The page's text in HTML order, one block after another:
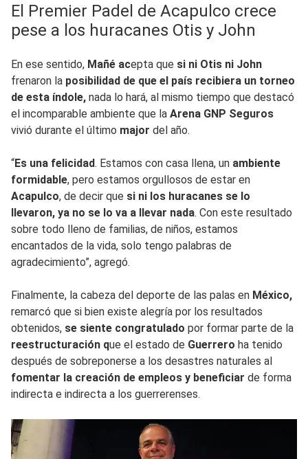
El Premier Padel de Acapulco crece
pese a los huracanes Otis y John
En ese sentido, Mañé acepta que si ni Otis ni John
frenaron la posibilidad de que el país recibiera un torneo
de esta índole, nada lo hará, al mismo tiempo que destacó
el incomparable ambiente que la Arena GNP Seguros
vivió durante el último major del año.
“Es una felicidad. Estamos con casa llena, un ambiente
formidable, pero estamos orgullosos de estar en
Acapulco, de decir que si ni los huracanes se lo
llevaron, ya no se lo va a llevar nada. Con este resultado
sobre todo lleno de familias, de niños, estamos
encantados de la vida, solo tengo palabras de
agradecimiento”, agregó.
Finalmente, la cabeza del deporte de las palas en México,
remarcó que si bien existe alegría por los resultados
obtenidos, se siente congratulado por formar parte de la
reestructuración que el estado de Guerrero ha tenido
después de sobreponerse a los desastres naturales al
fomentar la creación de empleos y beneficiar de forma
indirecta e indirecta a los guerrerenses.